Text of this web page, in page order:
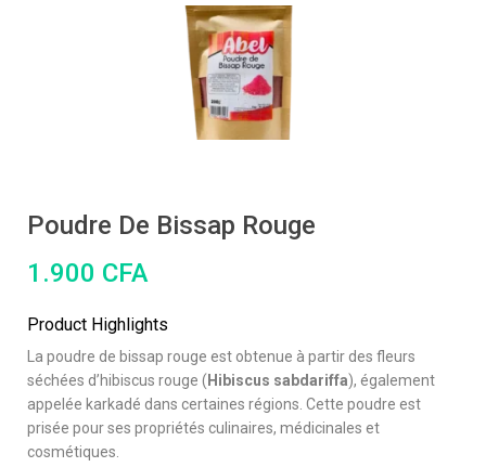
Poudre De Bissap Rouge
1.900 CFA
Product Highlights
La poudre de bissap rouge est obtenue à partir des fleurs
séchées d’hibiscus rouge ( Hibiscus sabdariffa), également
appelée karkadé dans certaines régions. Cette poudre est
prisée pour ses propriétés culinaires, médicinales et
cosmétiques.